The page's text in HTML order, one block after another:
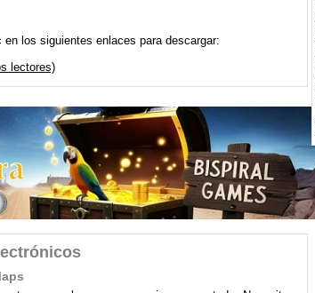
los siguientes enlaces para descargar:
lectores)